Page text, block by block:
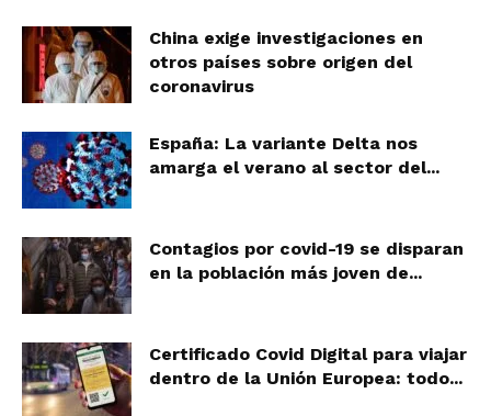
China exige investigaciones en
otros países sobre origen del
coronavirus
España: La variante Delta nos
amarga el verano al sector del...
Contagios por covid-19 se disparan
en la población más joven de...
Certificado Covid Digital para viajar
dentro de la Unión Europea: todo...